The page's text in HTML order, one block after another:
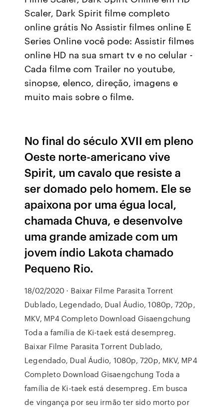
Scaler, Dark Spirit filme completo
online grátis No Assistir filmes online E
Series Online você pode: Assistir filmes
online HD na sua smart tv e no celular -
Cada filme com Trailer no youtube,
sinopse, elenco, direção, imagens e
muito mais sobre o filme.
No final do século XVII em pleno
Oeste norte-americano vive
Spirit, um cavalo que resiste a
ser domado pelo homem. Ele se
apaixona por uma égua local,
chamada Chuva, e desenvolve
uma grande amizade com um
jovem índio Lakota chamado
Pequeno Rio.
18/02/2020 · Baixar Filme Parasita Torrent
Dublado, Legendado, Dual Áudio, 1080p, 720p,
MKV, MP4 Completo Download Gisaengchung
Toda a família de Ki-taek está desempreg.
Baixar Filme Parasita Torrent Dublado,
Legendado, Dual Áudio, 1080p, 720p, MKV, MP4
Completo Download Gisaengchung Toda a
família de Ki-taek está desempreg. Em busca
de vingança por seu irmão ter sido morto por